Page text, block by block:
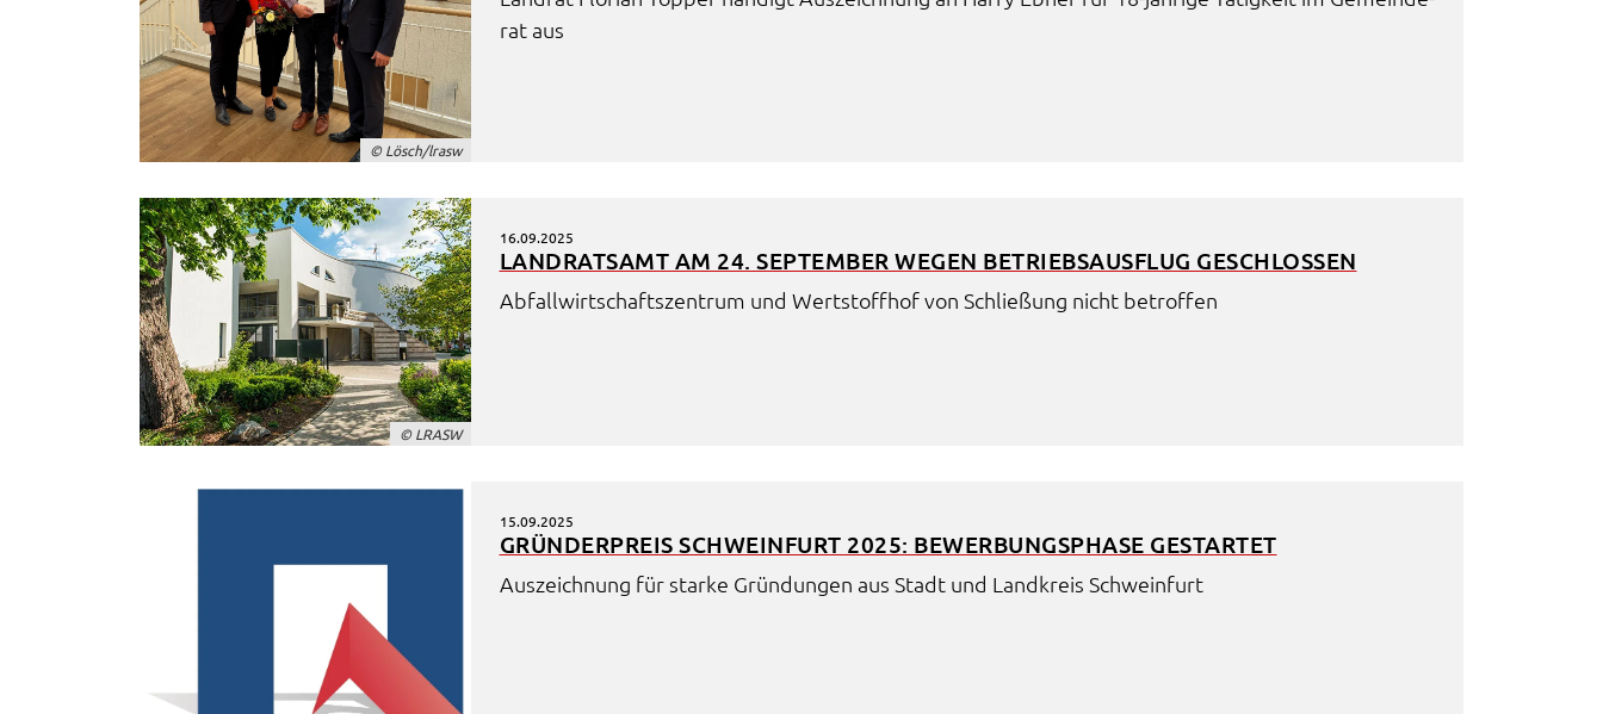
© Lösch/lrasw
rat aus
© LRASW
16.09.2025
LAND­RATS­AMT AM 24. SEPTEM­BER WEGEN BETRIEBS­AUS­FLUG GESCHLOS­SEN
Abfall­wirt­schafts­zen­trum und Wert­stoff­hof von Schlie­ßung nicht betrof­fen
15.09.2025
GRÜN­DER­PREIS SCHWEIN­FURT 2025: BEWER­BUNGS­PHA­SE GESTAR­TET
Auszeich­nung für star­ke Grün­dun­gen aus Stadt und Land­kreis Schwein­furt
Informationen über das Nutzerverhalten zu sammeln.
Anders als bei Geltung der DSGVO werden Sie insofern
nicht erst um Einwilligung gebeten. Zudem ist nach dem
sog. CLOUD-Act der USA eine Weitergabe an
Regierungsbehörden zu ermöglichen.
unserenDatenschutzhinweisen
YouTube
Anbieter: YouTube
Zweck:
Einwilligung erweiterter
Datenschutzmodus Youtube Videos
Google Maps
consent-google-maps
bayern_atlas